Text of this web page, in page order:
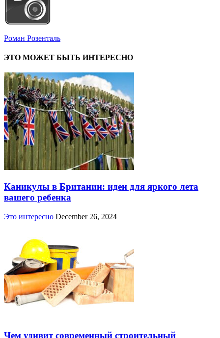
Роман Розенталь
ЭТО МОЖЕТ БЫТЬ ИНТЕРЕСНО
Каникулы в Британии: идеи для яркого лета
вашего ребенка
Это интересно December 26, 2024
Чем удивит современный строительный